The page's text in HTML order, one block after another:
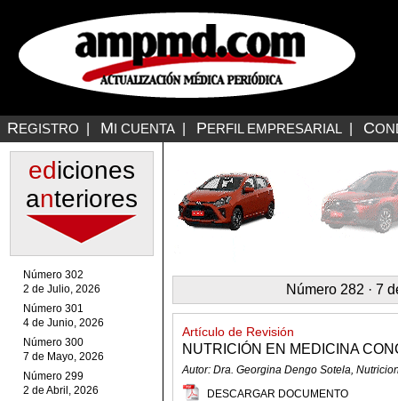
REGISTRO MI CUENTA PERFIL EMPRESARIAL C
ediciones
anteriores
Número 302
2 de Julio, 2026
Número 301
4 de Junio, 2026
Número 300
7 de Mayo, 2026
Número 299
2 de Abril, 2026
Número 282 · 7
Artículo de Revisión
NUTRICIÓN EN MEDICINA
Autor: Dra. Georgina Dengo Sotela,
DESCARGAR DOCUMENTO